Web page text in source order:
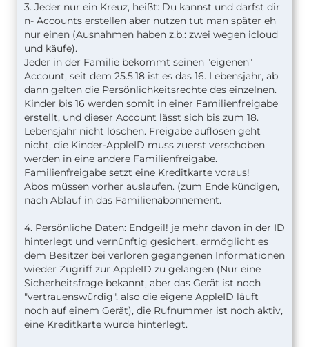
3. Jeder nur ein Kreuz, heißt: Du kannst und darfst dir
n- Accounts erstellen aber nutzen tut man später eh
nur einen (Ausnahmen haben z.b.: zwei wegen icloud
und käufe).
Jeder in der Familie bekommt seinen "eigenen"
Account, seit dem 25.5.18 ist es das 16. Lebensjahr, ab
dann gelten die Persönlichkeitsrechte des einzelnen.
Kinder bis 16 werden somit in einer Familienfreigabe
erstellt, und dieser Account lässt sich bis zum 18.
Lebensjahr nicht löschen. Freigabe auflösen geht
nicht, die Kinder-AppleID muss zuerst verschoben
werden in eine andere Familienfreigabe.
Familienfreigabe setzt eine Kreditkarte voraus!
Abos müssen vorher auslaufen. (zum Ende kündigen,
nach Ablauf in das Familienabonnement.
4. Persönliche Daten: Endgeil! je mehr davon in der ID
hinterlegt und vernünftig gesichert, ermöglicht es
dem Besitzer bei verloren gegangenen Informationen
wieder Zugriff zur AppleID zu gelangen (Nur eine
Sicherheitsfrage bekannt, aber das Gerät ist noch
"vertrauenswürdig", also die eigene AppleID läuft
noch auf einem Gerät), die Rufnummer ist noch aktiv,
eine Kreditkarte wurde hinterlegt.